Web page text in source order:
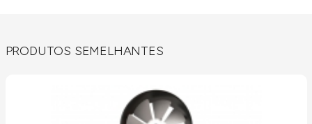
PRODUTOS SEMELHANTES